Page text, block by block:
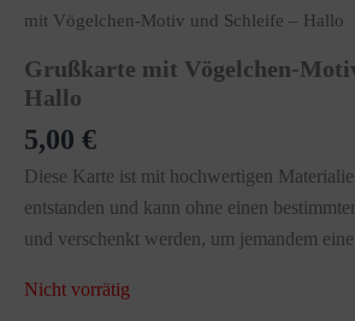
mit Vögelchen-Motiv und Schleife – Hallo
Grußkarte mit Vögelchen-
Hallo
5,00 €
Diese Karte ist mit hochwertigen
entstanden und kann ohne einen
und verschenkt werden, um jemandem
Nicht vorrätig